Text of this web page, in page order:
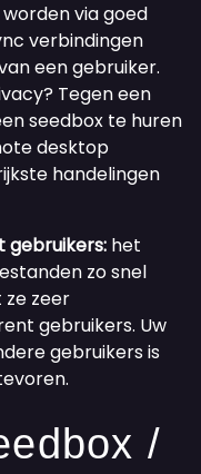
via goed
verbindingen
een gebruiker.
Tegen een
seedbox te huren
desktop
handelingen
gebruikers: het
zo snel
zeer
gebruikers. Uw
gebruikers is
/